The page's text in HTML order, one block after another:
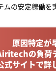
の安定稼働を
原因特定が
の負荷
式サイトで詳